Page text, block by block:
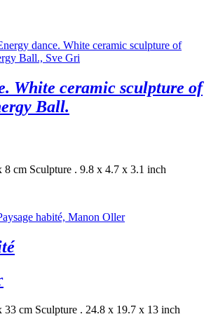
White ceramic sculpture of
Ball.
8 cm Sculpture . 9.8 x 4.7 x 3.1 inch
33 cm Sculpture . 24.8 x 19.7 x 13 inch